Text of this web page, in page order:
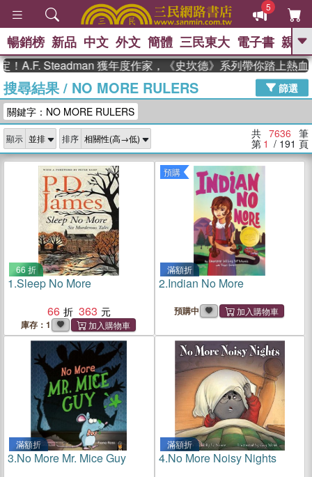
5
GO
熱搜： 東野圭吾 The Odyssey 、
父親節 、 如果歷史是一群喵 、 國際
的李登輝時代 、 數學女孩：黎曼猜想
、
暢銷榜 新品 中文 外文 簡體 三民東大 電子書 親子
Steadman 獲年度作家，《史坎德》系列帶你踏上熱血奇幻旅
搜尋結果/ NO MORE RULERS
篩選
關鍵字：NO MORE RULERS
顯示 排序 共 7636 筆
第 1 / 191 頁
66 折
1.Sleep No More
66
363
庫存：1
預購
滿額折
2.Indian No More
預購中
滿額折
3.No More Mr. Mice Guy
滿額折
4.No More Noisy Nights